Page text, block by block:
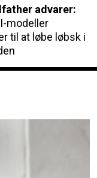
advarer:
modeller
til at løbe løbsk i